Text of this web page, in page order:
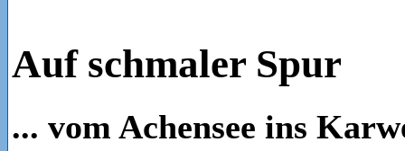
Auf schmaler Spur
... vom Achensee ins